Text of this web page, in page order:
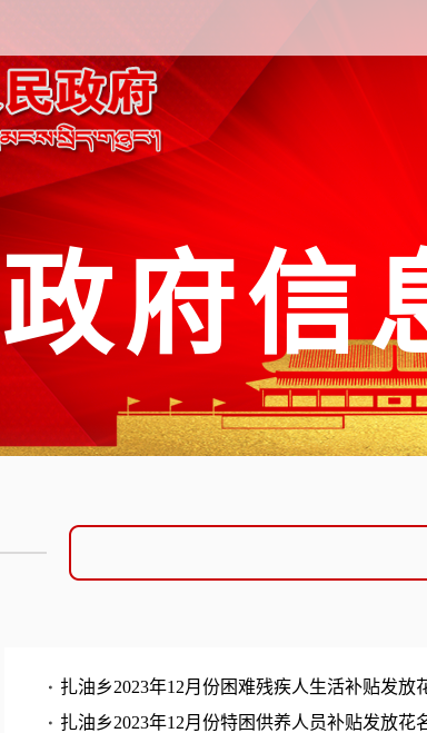
政府信
扎油乡2023年12月份困难残疾人生活补贴发放
扎油乡2023年12月份特困供养人员补贴发放花